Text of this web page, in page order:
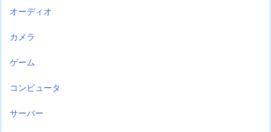
オーディオ
カメラ
ゲーム
コンピュータ
サーバー